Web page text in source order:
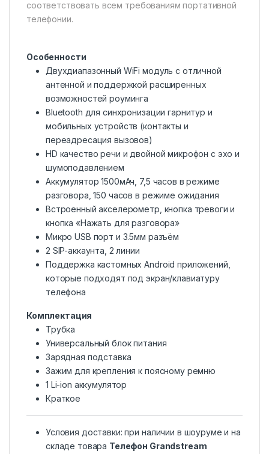
соответствовать всем требованиям портативной
телефонии.
Особенности
Двухдиапазонный WiFi модуль с отличной
антенной и поддержкой расширенных
возможностей роуминга
Bluetooth для синхронизации гарнитур и
мобильных устройств (контакты и
переадресация вызовов)
HD качество речи и двойной микрофон с эхо и
шумоподавлением
Аккумулятор 1500мАч, 7,5 часов в режиме
разговора, 150 часов в режиме ожидания
Встроенный акселерометр, кнопка тревоги и
кнопка «Нажать для разговора»
Микро USB порт и 3.5мм разъём
2 SIP-аккаунта, 2 линии
Поддержка кастомных Android приложений,
которые подходят под экран/клавиатуру
телефона
Комплектация
Трубка
Универсальный блок питания
Зарядная подставка
Зажим для крепления к поясному ремню
1 Li-ion аккумулятор
Краткое
Условия доставки: при наличии в шоуруме и на
складе товара Телефон Grandstream